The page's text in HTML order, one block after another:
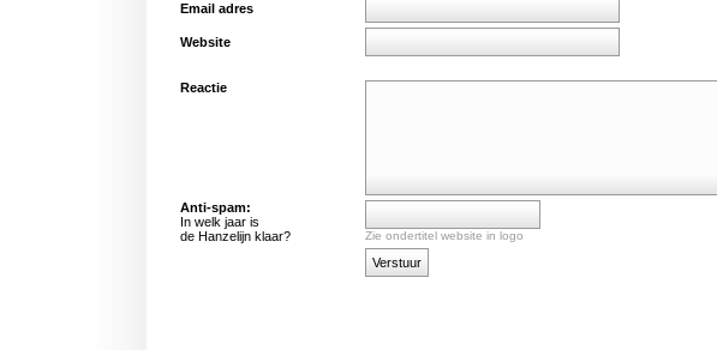
Email adres
Website
Reactie
Anti-spam:
In welk jaar is
de Hanzelijn klaar?
Zie ondertitel website in logo